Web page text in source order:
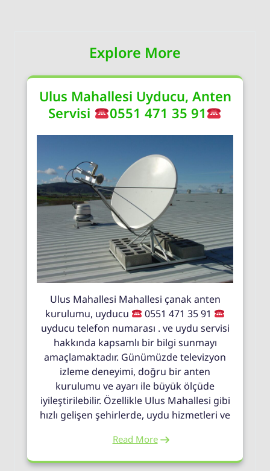
Explore More
Ulus Mahallesi Uyducu, Anten
Servisi
0551 471 35 91
Ulus Mahallesi Mahallesi çanak anten
kurulumu, uyducu
0551 471 35 91
uyducu telefon numarası . ve uydu servisi
hakkında kapsamlı bir bilgi sunmayı
amaçlamaktadır. Günümüzde televizyon
izleme deneyimi, doğru bir anten
kurulumu ve ayarı ile büyük ölçüde
iyileştirilebilir. Özellikle Ulus Mahallesi gibi
hızlı gelişen şehirlerde, uydu hizmetleri ve
Read More